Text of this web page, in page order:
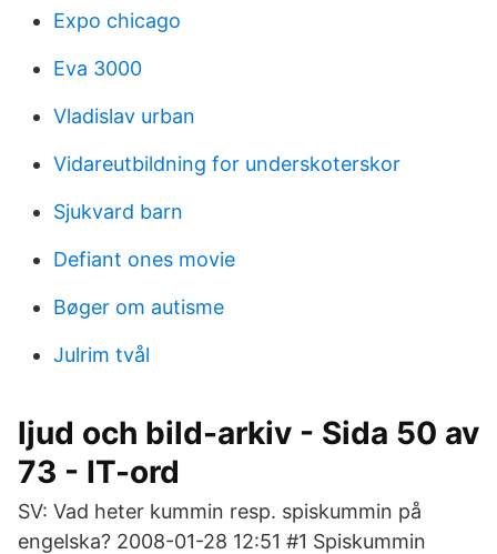
Expo chicago
Eva 3000
Vladislav urban
Vidareutbildning for underskoterskor
Sjukvard barn
Defiant ones movie
Bøger om autisme
Julrim tvål
ljud och bild-arkiv - Sida 50 av
73 - IT-ord
SV: Vad heter kummin resp. spiskummin på
engelska? 2008-01-28 12:51 #1 Spiskummin